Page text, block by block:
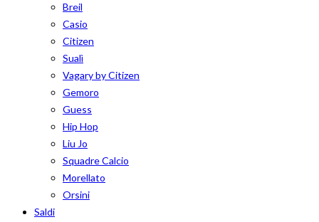
Breil
Casio
Citizen
Sualì
Vagary by Citizen
Gemoro
Guess
Hip Hop
Liu Jo
Squadre Calcio
Morellato
Orsini
Saldi